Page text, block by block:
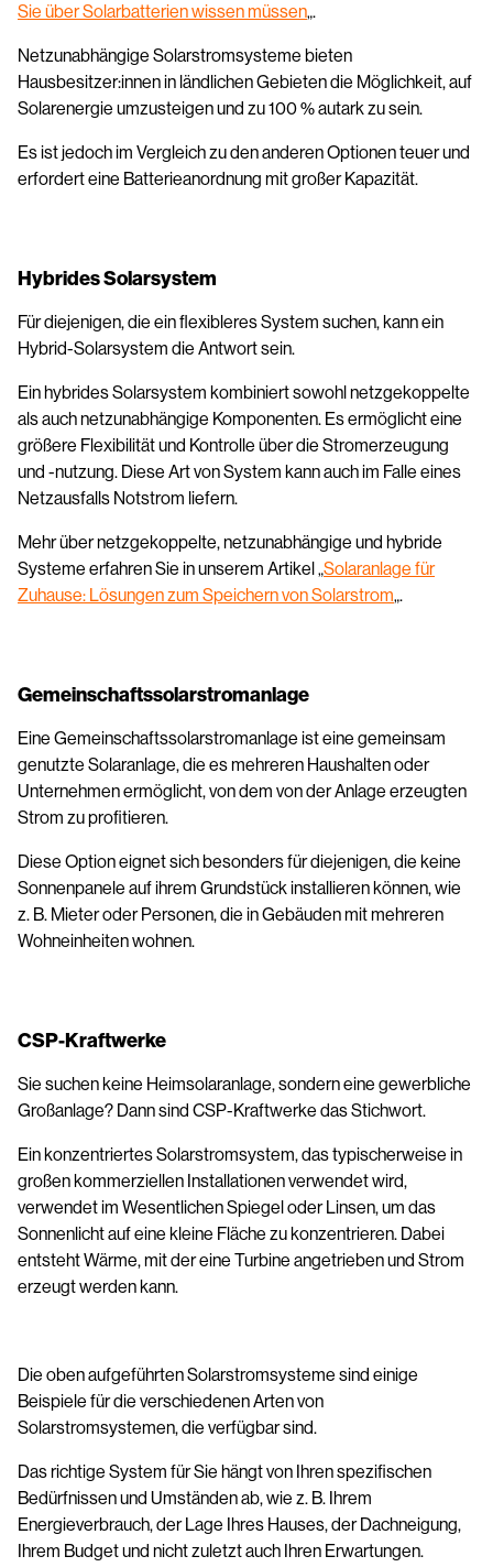
Sie über Solarbatterien wissen müssen„.
Netzunabhängige Solarstromsysteme bieten
Hausbesitzer:innen in ländlichen Gebieten die Möglichkeit, auf
Solarenergie umzusteigen und zu 100 % autark zu sein.
Es ist jedoch im Vergleich zu den anderen Optionen teuer und
erfordert eine Batterieanordnung mit großer Kapazität.
Hybrides Solarsystem
Für diejenigen, die ein flexibleres System suchen, kann ein
Hybrid-Solarsystem die Antwort sein.
Ein hybrides Solarsystem kombiniert sowohl netzgekoppelte
als auch netzunabhängige Komponenten. Es ermöglicht eine
größere Flexibilität und Kontrolle über die Stromerzeugung
und -nutzung. Diese Art von System kann auch im Falle eines
Netzausfalls Notstrom liefern.
Mehr über netzgekoppelte, netzunabhängige und hybride
Systeme erfahren Sie in unserem Artikel „Solaranlage für
Zuhause: Lösungen zum Speichern von Solarstrom„.
Gemeinschaftssolarstromanlage
Eine Gemeinschaftssolarstromanlage ist eine gemeinsam
genutzte Solaranlage, die es mehreren Haushalten oder
Unternehmen ermöglicht, von dem von der Anlage erzeugten
Strom zu profitieren.
Diese Option eignet sich besonders für diejenigen, die keine
Sonnenpanele auf ihrem Grundstück installieren können, wie
z. B. Mieter oder Personen, die in Gebäuden mit mehreren
Wohneinheiten wohnen.
CSP-Kraftwerke
Sie suchen keine Heimsolaranlage, sondern eine gewerbliche
Großanlage? Dann sind CSP-Kraftwerke das Stichwort.
Ein konzentriertes Solarstromsystem, das typischerweise in
großen kommerziellen Installationen verwendet wird,
verwendet im Wesentlichen Spiegel oder Linsen, um das
Sonnenlicht auf eine kleine Fläche zu konzentrieren. Dabei
entsteht Wärme, mit der eine Turbine angetrieben und Strom
erzeugt werden kann.
Die oben aufgeführten Solarstromsysteme sind einige
Beispiele für die verschiedenen Arten von
Solarstromsystemen, die verfügbar sind.
Das richtige System für Sie hängt von Ihren spezifischen
Bedürfnissen und Umständen ab, wie z. B. Ihrem
Energieverbrauch, der Lage Ihres Hauses, der Dachneigung,
Ihrem Budget und nicht zuletzt auch Ihren Erwartungen.